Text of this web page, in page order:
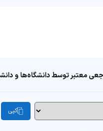
معتبر توسط دانشگاه‌ها و
کپی